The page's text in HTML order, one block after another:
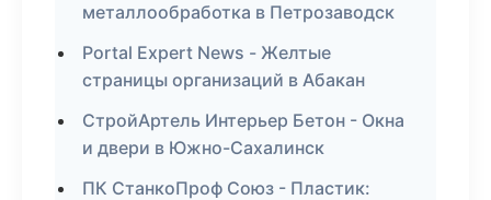
металлообработка в Петрозаводск
Portal Expert News - Желтые
страницы организаций в Абакан
СтройАртель Интерьер Бетон - Окна
и двери в Южно-Сахалинск
ПК СтанкоПроф Союз - Пластик: